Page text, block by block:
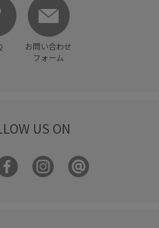
お問い合わせ
フォーム
US ON